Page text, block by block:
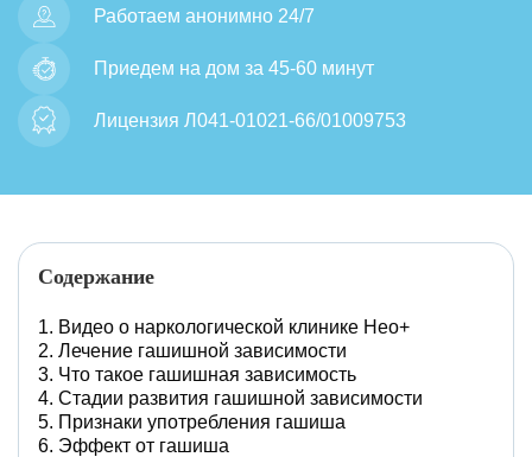
Работаем анонимно 24/7
Приедем на дом за 45-60 минут
Лицензия Л041-01021-66/01009753
Содержание
Видео о наркологической клинике Нео+
Лечение гашишной зависимости
Что такое гашишная зависимость
Стадии развития гашишной зависимости
Признаки употребления гашиша
Эффект от гашиша